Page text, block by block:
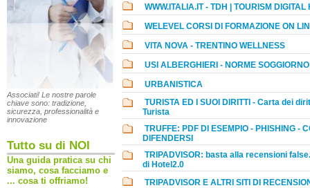
Associati! Le nostre parole
chiave sono: tradizione,
sicurezza, professionalità e
innovazione
Tutto su di NOI
Una guida pratica su chi
siamo, cosa facciamo e
... cosa ti offriamo!
WWW.ITALIA.IT - TDH | TOURISM DIGITAL
WELEVEL CORSI DI FORMAZIONE ON
VITA NOVA - TRENTINO WELLNESS
USI ALBERGHIERI - NORME
URBANISTICA
TURISTA ED I SUOI DIRITTI - Carta dei
Turista
TRUFFE: PDF DI ESEMPIO - PHISHING -
DIFENDERSI
TRIPADVISOR: basta alla recensioni
di Hotel2.0
TRIPADVISOR E ALTRI SITI DI